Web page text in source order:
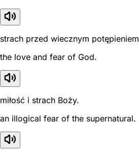
strach przed wiecznym potępieniem
the love and fear of God.
miłość i strach Boży.
an illogical fear of the supernatural.